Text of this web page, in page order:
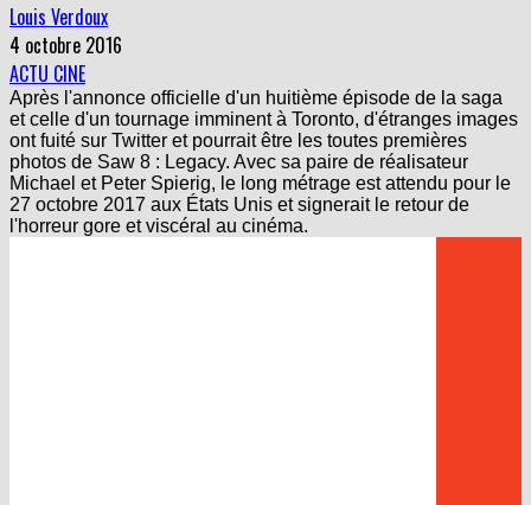
Louis Verdoux
4 octobre 2016
ACTU CINE
Après l'annonce officielle d'un huitième épisode de la saga
et celle d'un tournage imminent à Toronto, d'étranges images
ont fuité sur Twitter et pourrait être les toutes premières
photos de Saw 8 : Legacy. Avec sa paire de réalisateur
Michael et Peter Spierig, le long métrage est attendu pour le
27 octobre 2017 aux États Unis et signerait le retour de
l'horreur gore et viscéral au cinéma.